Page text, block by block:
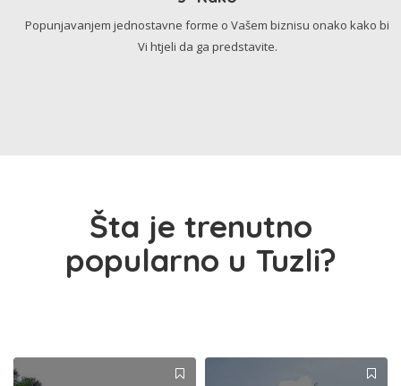
Popunjavanjem jednostavne forme o Vašem biznisu onako kako bi
Vi htjeli da ga predstavite.
Šta je trenutno
popularno u Tuzli?